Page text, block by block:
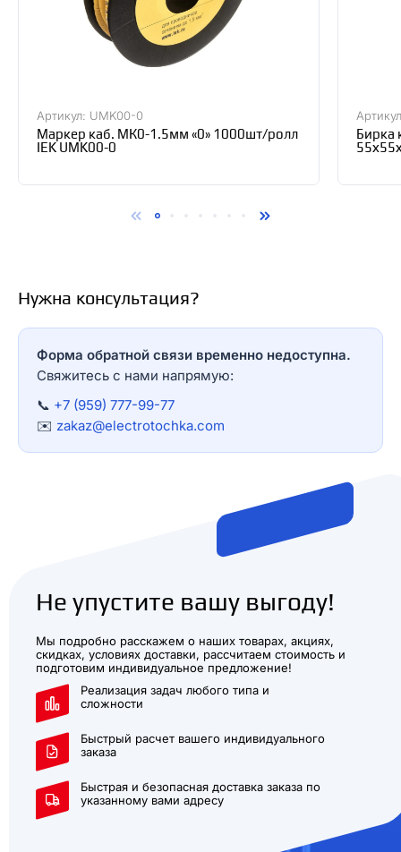
Артикул: UMK00-0
Маркер каб. МК0-1.5мм «0» 1000шт/ролл
IEK UMK00-0
Бирка
Нужна консультация?
Форма обратной связи временно недоступна.
Свяжитесь с нами напрямую:
📞 +7 (959) 777-99-77
✉️ zakaz@electrotochka.com
Не упустите вашу выгоду!
Мы подробно расскажем о наших товарах, акциях,
скидках, условиях доставки, рассчитаем стоимость и
подготовим индивидуальное предложение!
Реализация задач любого типа и
сложности
Быстрый расчет вашего индивидуального
заказа
Быстрая и безопасная доставка заказа по
указанному вами адресу